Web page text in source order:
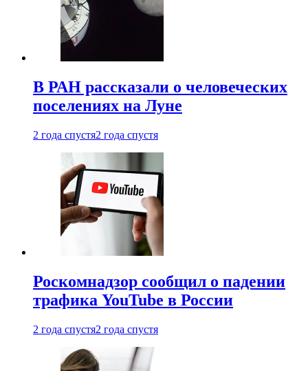
В РАН рассказали о человеческих
поселениях на Луне
2 года спустя2 года спустя
Роскомнадзор сообщил о падении
трафика YouTube в России
2 года спустя2 года спустя